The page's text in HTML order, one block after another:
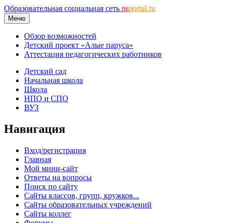
Образовательная социальная сеть nsportal.ru
Меню
Обзор возможностей
Детский проект «Алые паруса»
Аттестация педагогических работников
Детский сад
Начальная школа
Школа
НПО и СПО
ВУЗ
Навигация
Вход/регистрация
Главная
Мой мини-сайт
Ответы на вопросы
Поиск по сайту
Сайты классов, групп, кружков...
Сайты образовательных учреждений
Сайты коллег